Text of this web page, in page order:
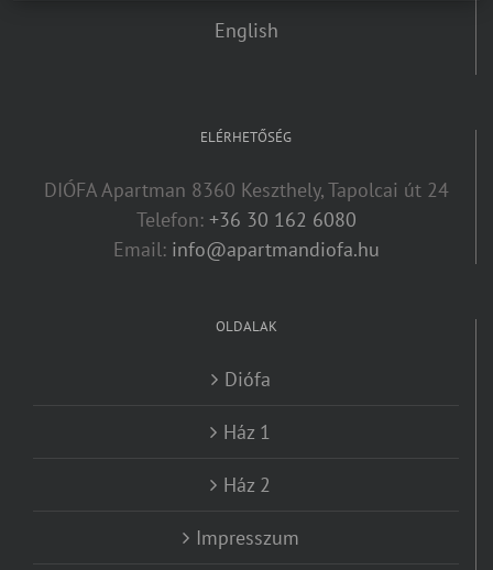
English
ELÉRHETŐSÉG
DIÓFA Apartman 8360 Keszthely, Tapolcai út 24
Telefon: +36 30 162 6080
Email: info@apartmandiofa.hu
OLDALAK
Diófa
Ház 1
Ház 2
Impresszum